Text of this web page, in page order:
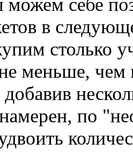
себе
в
столько
меньше, чем
по